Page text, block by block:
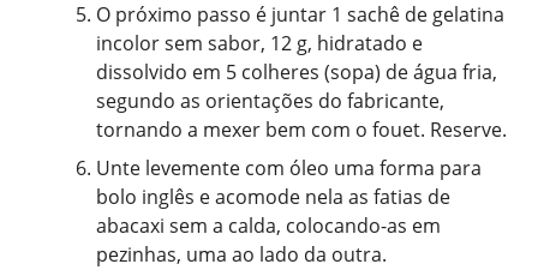
O próximo passo é juntar 1 sachê de gelatina
incolor sem sabor, 12 g, hidratado e
dissolvido em 5 colheres (sopa) de água fria,
segundo as orientações do fabricante,
tornando a mexer bem com o fouet. Reserve.
Unte levemente com óleo uma forma para
bolo inglês e acomode nela as fatias de
abacaxi sem a calda, colocando-as em
pezinhas, uma ao lado da outra.